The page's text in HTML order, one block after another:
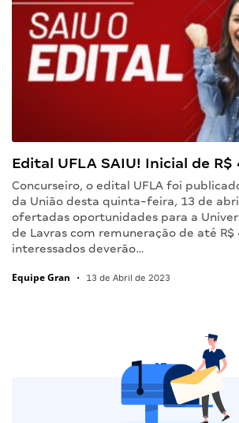
Edital UFLA SAIU! Inicial de R$
Concurseiro, o edital UFLA foi
da União desta quinta-feira, 13 de
ofertadas oportunidades para a
de Lavras com remuneração de até R$
interessados deverão…
Equipe Gran • 13 de Abril de 2023